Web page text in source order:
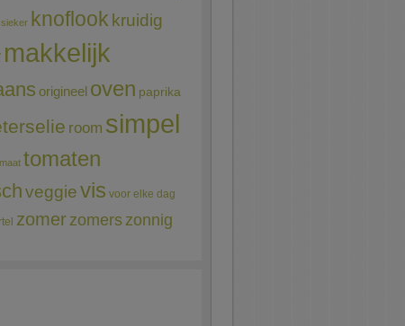
knoflook kruidig
makkelijk
origineel oven paprika
room simpel
tomaten
veggievis voor elke dag
zomerzomerszonnig